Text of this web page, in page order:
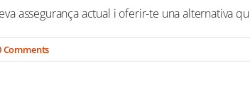
assegurança actual i oferir-te una alternativa
Comments